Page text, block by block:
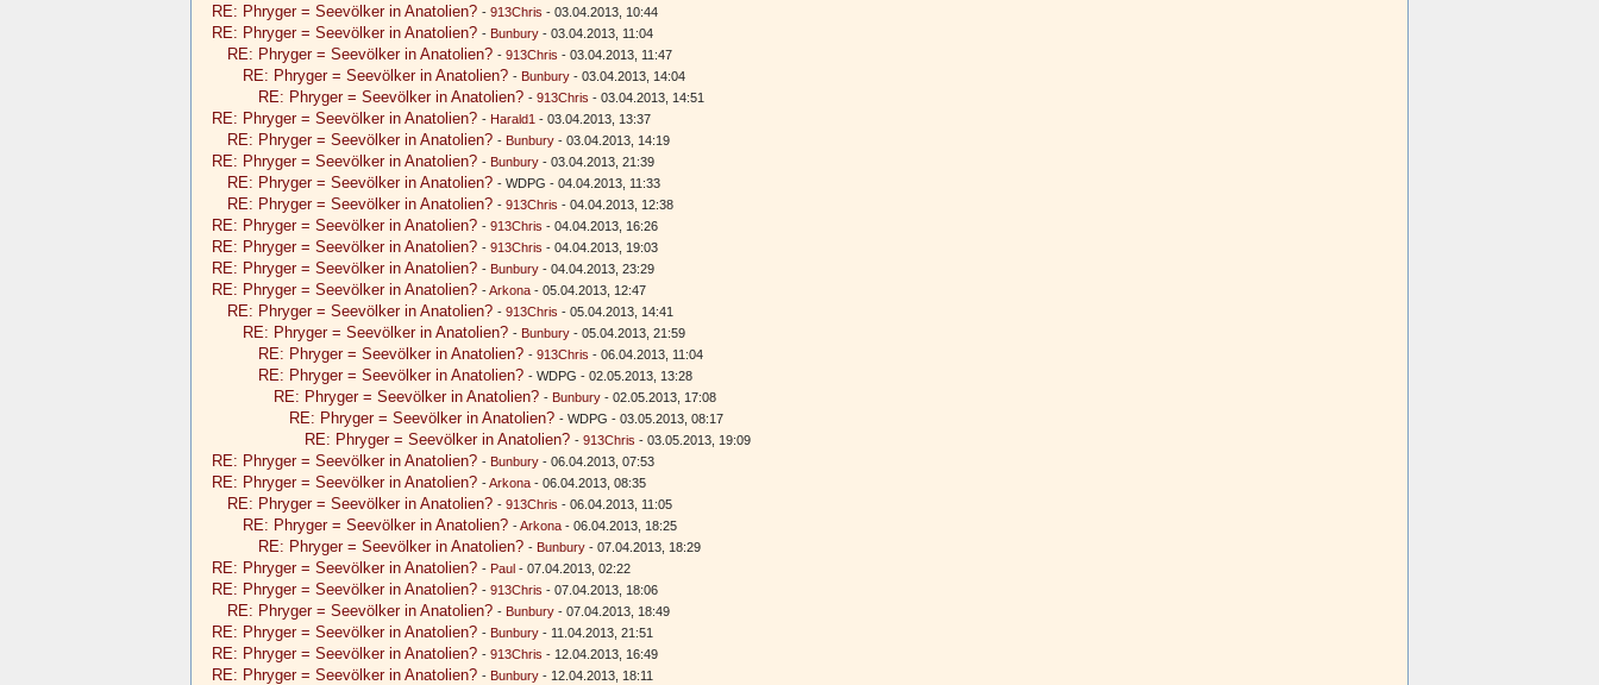
RE: Phryger = Seevölker in Anatolien? - 913Chris - 03.04.2013, 10:44
RE: Phryger = Seevölker in Anatolien? - Bunbury - 03.04.2013, 11:04
RE: Phryger = Seevölker in Anatolien? - 913Chris - 03.04.2013, 11:47
RE: Phryger = Seevölker in Anatolien? - Bunbury - 03.04.2013, 14:04
RE: Phryger = Seevölker in Anatolien? - 913Chris - 03.04.2013, 14:51
RE: Phryger = Seevölker in Anatolien? - Harald1 - 03.04.2013, 13:37
RE: Phryger = Seevölker in Anatolien? - Bunbury - 03.04.2013, 14:19
RE: Phryger = Seevölker in Anatolien? - Bunbury - 03.04.2013, 21:39
RE: Phryger = Seevölker in Anatolien? - WDPG - 04.04.2013, 11:33
RE: Phryger = Seevölker in Anatolien? - 913Chris - 04.04.2013, 12:38
RE: Phryger = Seevölker in Anatolien? - 913Chris - 04.04.2013, 16:26
RE: Phryger = Seevölker in Anatolien? - 913Chris - 04.04.2013, 19:03
RE: Phryger = Seevölker in Anatolien? - Bunbury - 04.04.2013, 23:29
RE: Phryger = Seevölker in Anatolien? -Arkona - 05.04.2013, 12:47
RE: Phryger = Seevölker in Anatolien? - 913Chris - 05.04.2013, 14:41
RE: Phryger = Seevölker in Anatolien? - Bunbury - 05.04.2013, 21:59
RE: Phryger = Seevölker in Anatolien? - 913Chris - 06.04.2013, 11:04
RE: Phryger = Seevölker in Anatolien? - WDPG - 02.05.2013, 13:28
RE: Phryger = Seevölker in Anatolien? - Bunbury - 02.05.2013, 17:08
RE: Phryger = Seevölker in Anatolien? - WDPG - 03.05.2013, 08:17
RE: Phryger = Seevölker in Anatolien? - 913Chris - 03.05.2013, 19:09
RE: Phryger = Seevölker in Anatolien? - Bunbury - 06.04.2013, 07:53
RE: Phryger = Seevölker in Anatolien? -Arkona - 06.04.2013, 08:35
RE: Phryger = Seevölker in Anatolien? - 913Chris - 06.04.2013, 11:05
RE: Phryger = Seevölker in Anatolien? -Arkona - 06.04.2013, 18:25
RE: Phryger = Seevölker in Anatolien? - Bunbury - 07.04.2013, 18:29
RE: Phryger = Seevölker in Anatolien? - Paul - 07.04.2013, 02:22
RE: Phryger = Seevölker in Anatolien? - 913Chris - 07.04.2013, 18:06
RE: Phryger = Seevölker in Anatolien? - Bunbury - 07.04.2013, 18:49
RE: Phryger = Seevölker in Anatolien? - Bunbury - 11.04.2013, 21:51
RE: Phryger = Seevölker in Anatolien? - 913Chris - 12.04.2013, 16:49
RE: Phryger = Seevölker in Anatolien? - Bunbury - 12.04.2013, 18:11